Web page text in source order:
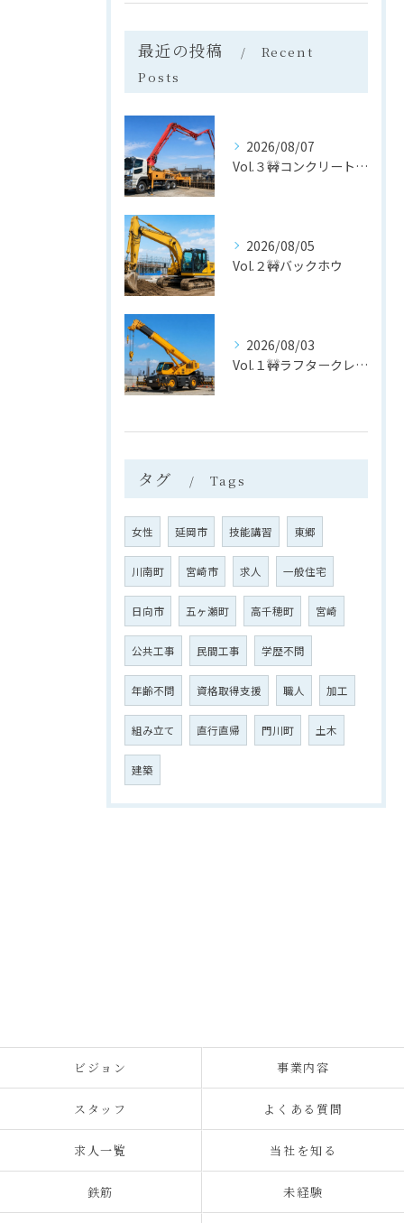
最近の投稿
Recent
Posts
2026/08/07
Vol.３🚧コンクリートポンプ車
2026/08/05
Vol.２🚧バックホウ
2026/08/03
Vol.１🚧ラフタークレーン
タグ Tags
女性 延岡市 技能講習 東郷
川南町 宮崎市 求人 一般住宅
日向市 五ヶ瀬町 高千穂町 宮崎
公共工事 民間工事 学歴不問
年齢不問 資格取得支援 職人 加工
組み立て 直行直帰 門川町 土木
建築
ビジョン 事業内容
スタッフ よくある質問
求人一覧 当社を知る
鉄筋 未経験